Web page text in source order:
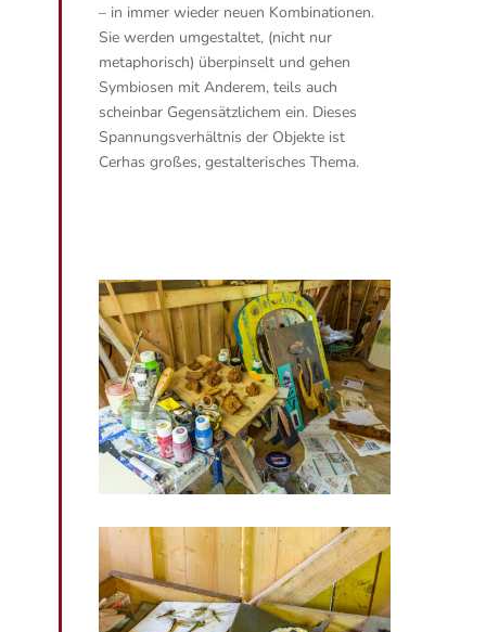
– in immer wieder neuen Kombinationen.
Sie werden umgestaltet, (nicht nur
metaphorisch) überpinselt und gehen
Symbiosen mit Anderem, teils auch
scheinbar Gegensätzlichem ein. Dieses
Spannungsverhältnis der Objekte ist
Cerhas großes, gestalterisches Thema.